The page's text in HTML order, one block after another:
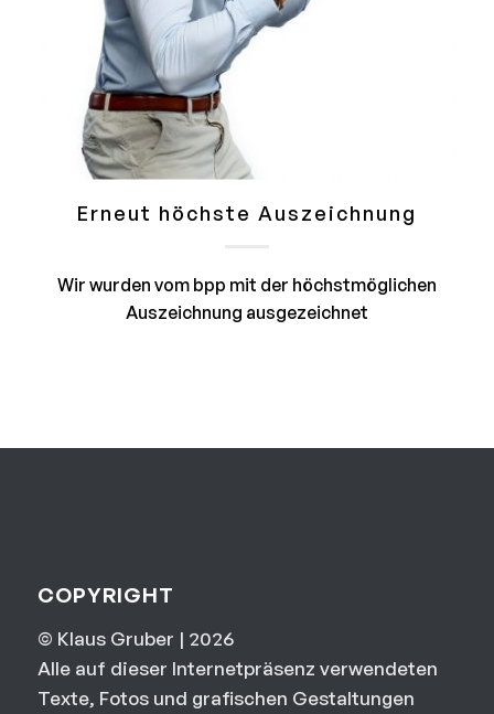
Erneut höchste Auszeichnung
Wir wurden vom bpp mit der höchstmöglichen
Auszeichnung ausgezeichnet
COPYRIGHT
© Klaus Gruber | 2026
Alle auf dieser Internetpräsenz verwendeten
Texte, Fotos und grafischen Gestaltungen